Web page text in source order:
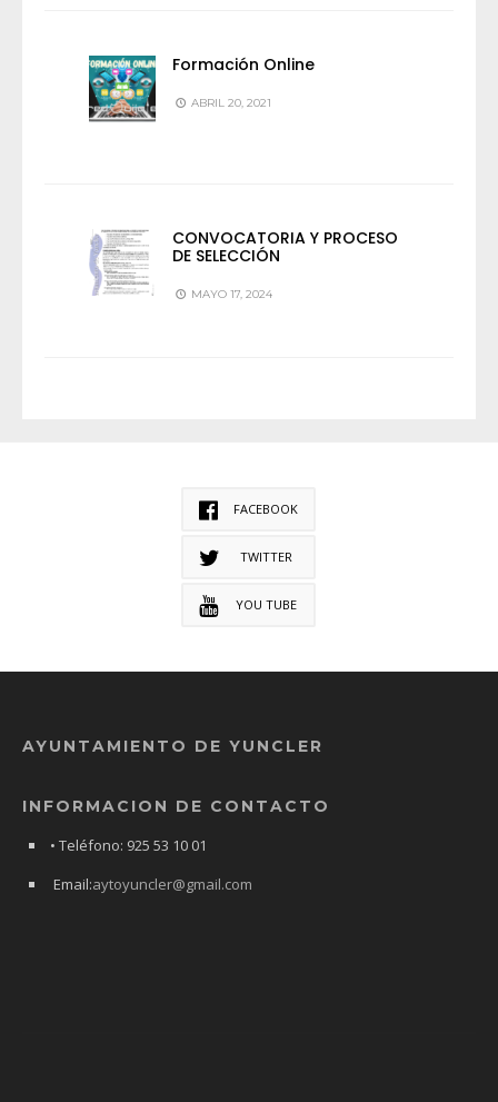
Formación Online
ABRIL 20, 2021
CONVOCATORIA Y PROCESO
DE SELECCIÓN
MAYO 17, 2024
FACEBOOK
TWITTER
YOU TUBE
AYUNTAMIENTO DE YUNCLER
INFORMACION DE CONTACTO
• Teléfono: 925 53 10 01
Email:aytoyuncler@gmail.com